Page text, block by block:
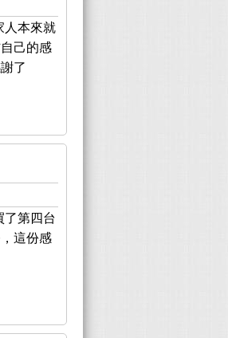
人本來就
己的感
了
了第四台
這份感